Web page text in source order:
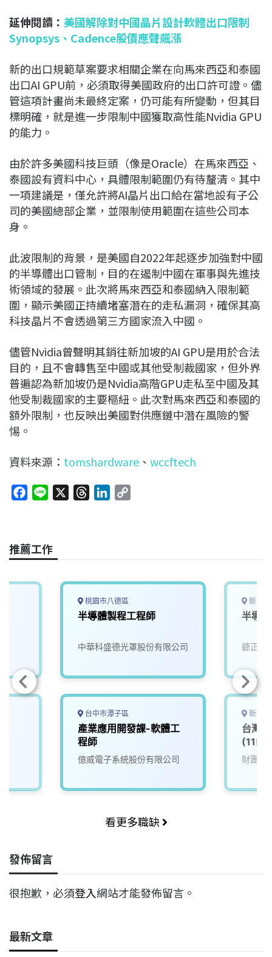
延伸閱讀： 美國解除對中國晶片設計軟體出口限制
Synopsys、Cadence股價應聲飆漲
新的出口規範草案要求相關企業在向馬來西亞和泰國
出口AI GPU前，必須取得美國政府的出口許可證。儘
管這項計畫尚未最終定案，仍可能有所變動，但其目
標明確，就是進一步限制中國獲取高性能Nvidia GPU
的能力。
由於許多美國科技巨頭（像是Oracle）在馬來西亞、
泰國設有資料中心，具體限制範圍仍有待釐清。其中
一項建議是，僅允許將AI晶片出口給在當地設有子公
司的美國總部企業，並限制使用範圍在這些公司本
身。
此波限制的背景，是美國自2022年起逐步加強對中國
的半導體出口管制，目的在遏制中國在軍事與先進技
術領域的發展。此次將馬來西亞和泰國納入限制範
圍，顯示美國正持續堵塞潛在的走私漏洞，確保其高
科技晶片不會透過第三方國家流入中國。
儘管Nvidia曾聲明其銷往新加坡的AI GPU是用於合法
目的，且不會轉售至中國或其他受制裁國家，但外界
普遍認為新加坡仍是Nvidia高階GPU走私至中國及其
他受制裁國家的主要樞紐。此次對馬來西亞和泰國的
額外限制，也反映出美國對供應鏈中潛在風險的警
惕。
資料來源： tomshardware 、 wccftech
e
b
o
a
s
e
I
n
L
n
推薦工作
桃園市八德區
半導體製程工程師
中華科盛德光罩股份有限公司
台中市潭子區
產業應用開發課-軟體工
程師
億威電子系統股份有限公司
新竹
半導
鏮正實
新竹
台灣
(115-
程師_
財團法
看更多職缺
發佈留言
很抱歉，必須登入網站才能發佈留言。
最新文章